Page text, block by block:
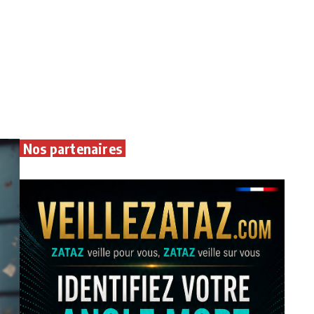
Nos partenaires